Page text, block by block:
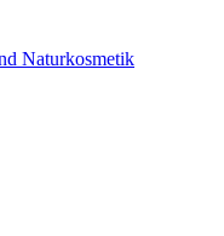
Naturkosmetik